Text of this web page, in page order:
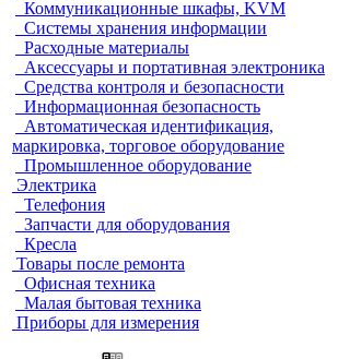
Коммуникационные шкафы, KVM
Системы хранения информации
Расходные материалы
Аксессуары и портативная электроника
Средства контроля и безопасности
Информационная безопасность
Автоматическая идентификация,
маркировка, торговое оборудование
Промышленное оборудование
Электрика
Телефония
Запчасти для оборудования
Кресла
Товары после ремонта
Офисная техника
Малая бытовая техника
Приборы для измерения